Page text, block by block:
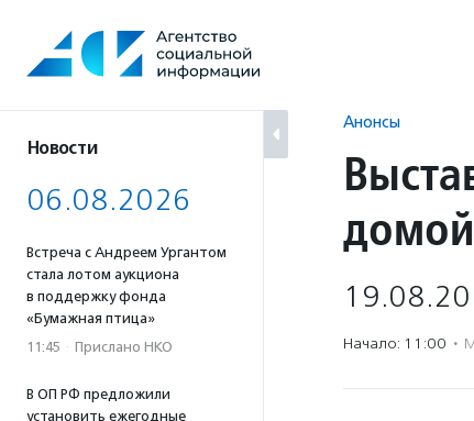
содержанию
Новости
06.08.2026
Встреча с Андреем Ургантом
стала лотом аукциона
в поддержку фонда
«Бумажная птица»
11:45 · Прислано НКО
В ОП РФ предложили
установить ежегодные
Анонсы
Начало: 11:00 ·